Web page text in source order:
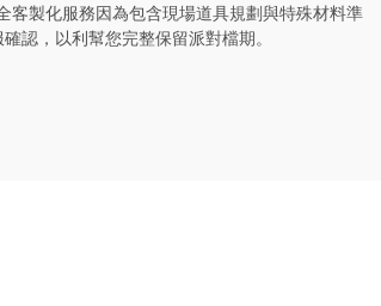
客製化服務因為包含現場道具規劃與特殊材料準
認，以利幫您完整保留派對檔期。